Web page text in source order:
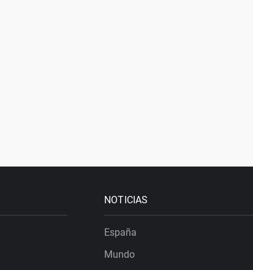
NOTICIAS
España
Mundo